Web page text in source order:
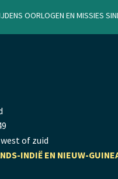
oorlogen en missies
of zuid
INDIË EN NIEUW-